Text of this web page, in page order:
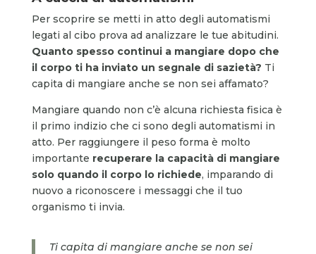
Per scoprire se metti in atto degli automatismi
legati al cibo prova ad analizzare le tue abitudini.
Quanto spesso continui a mangiare dopo che
il corpo ti ha inviato un segnale di sazietà? Ti
capita di mangiare anche se non sei affamato?
Mangiare quando non c’è alcuna richiesta fisica è
il primo indizio che ci sono degli automatismi in
atto. Per raggiungere il peso forma è molto
importante recuperare la capacità di mangiare
solo quando il corpo lo richiede, imparando di
nuovo a riconoscere i messaggi che il tuo
organismo ti invia.
Ti capita di mangiare anche se non sei